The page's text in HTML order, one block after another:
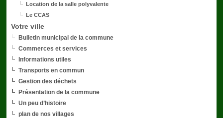
Location de la salle polyvalente
Le CCAS
Votre ville
Bulletin municipal de la commune
Commerces et services
Informations utiles
Transports en commun
Gestion des déchets
Présentation de la commune
Un peu d’histoire
plan de nos villages